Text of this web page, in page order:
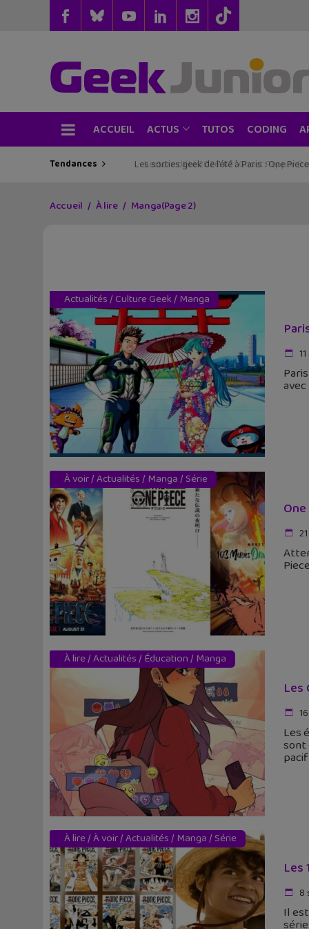
ACCUEIL ACTUS TUTOS CODING
Tendances Les sorties geek de l’été à Paris : One
Accueil À lire Manga(Page 2)
Actualités/ Culture Geek/ Manga
À voir/Actualités/ Manga/ Série
À lire/Actualités/ Éducation/ Manga
Les
Les
sont
À lire/À voir/Actualités/ Manga/ Série
Les
8
Il